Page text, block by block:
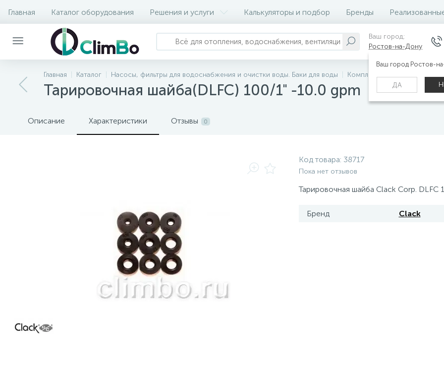
Главная Каталог оборудования Решения и услуги Калькуляторы и подбор Бренды
Ваш город:
Ростов-на-Дону
Ваш город Ростов-
ДА
Главная Каталог Насосы, фильтры для водоснабжения и очистки воды. Баки для воды Комплектующие для систем
Тарировочная шайба(DLFC) 100/1" -10.0 gpm
Описание Характеристики Отзывы 0
Код товара: 38717
Пока нет отзывов
Тарировочная шайба Clack Corp. DLFC
Бренд Clack